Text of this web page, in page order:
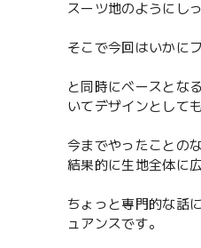
スーツ地のようにし
そこで今回はいかに
と同時にベースとな
いてデザインとして
今までやったことの
結果的に生地全体に
ちょっと専門的な話
ュアンスです。